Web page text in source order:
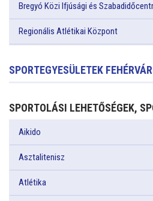
Bregyó Közi Ifjúsági és
Regionális Atlétikai Központ
SPORTEGYESÜLETEK
SPORTOLÁSI LEHETŐSÉGEK,
Aikido
Asztalitenisz
Atlétika